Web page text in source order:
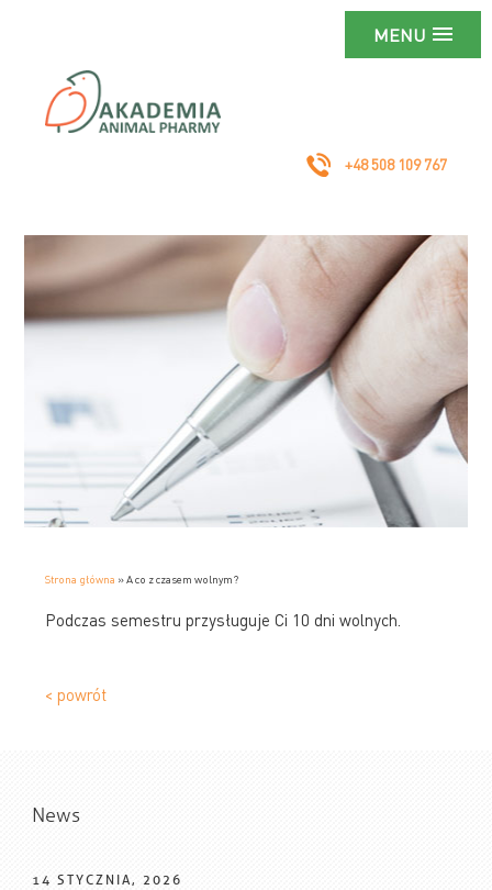
MENU
+48 508 109 767
Strona główna »A co z czasem wolnym?
Podczas semestru przysługuje Ci 10 dni wolnych.
< powrót
News
14 STYCZNIA, 2026